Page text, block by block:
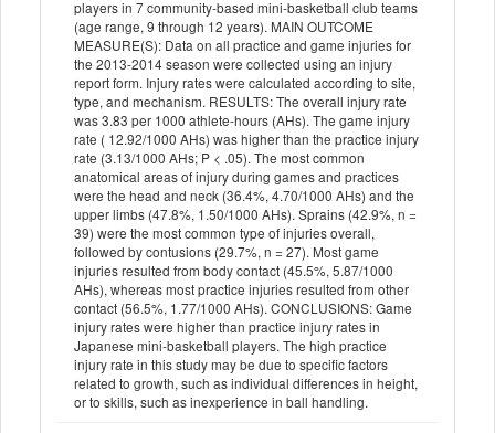
players in 7 community-based mini-basketball club teams
(age range, 9 through 12 years). MAIN OUTCOME
MEASURE(S): Data on all practice and game injuries for
the 2013-2014 season were collected using an injury
report form. Injury rates were calculated according to site,
type, and mechanism. RESULTS: The overall injury rate
was 3.83 per 1000 athlete-hours (AHs). The game injury
rate ( 12.92/1000 AHs) was higher than the practice injury
rate (3.13/1000 AHs; P < .05). The most common
anatomical areas of injury during games and practices
were the head and neck (36.4%, 4.70/1000 AHs) and the
upper limbs (47.8%, 1.50/1000 AHs). Sprains (42.9%, n =
39) were the most common type of injuries overall,
followed by contusions (29.7%, n = 27). Most game
injuries resulted from body contact (45.5%, 5.87/1000
AHs), whereas most practice injuries resulted from other
contact (56.5%, 1.77/1000 AHs). CONCLUSIONS: Game
injury rates were higher than practice injury rates in
Japanese mini-basketball players. The high practice
injury rate in this study may be due to specific factors
related to growth, such as individual differences in height,
or to skills, such as inexperience in ball handling.